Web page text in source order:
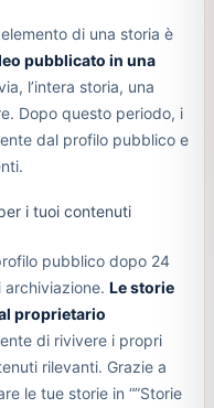
di una storia è
pubblicato in una
l’intera storia, una
Dopo questo periodo, i
dal profilo pubblico e
i tuoi contenuti
pubblico dopo 24
Le storie
proprietario
di rivivere i propri
rilevanti. Grazie a
le tue storie in “”Storie